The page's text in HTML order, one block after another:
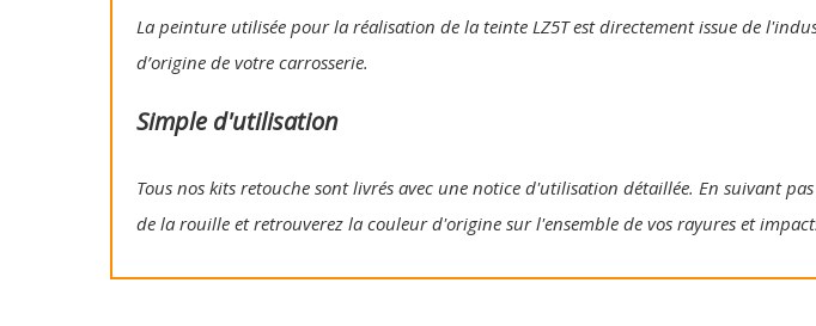
La peinture utilisée pour la réalisation de la teinte LZ5T est directement issue de
d’origine de votre carrosserie.
Simple d'utilisation
Tous nos kits retouche sont livrés avec une notice d'utilisation détaillée. En suivant
de la rouille et retrouverez la couleur d'origine sur l'ensemble de vos rayures et